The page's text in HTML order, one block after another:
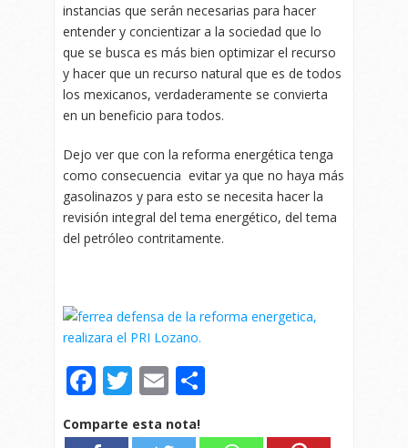
instancias que serán necesarias para hacer
entender y concientizar a la sociedad que lo
que se busca es más bien optimizar el recurso
y hacer que un recurso natural que es de todos
los mexicanos, verdaderamente se convierta
en un beneficio para todos.
Dejo ver que con la reforma energética tenga
como consecuencia evitar ya que no haya más
gasolinazos y para esto se necesita hacer la
revisión integral del tema energético, del tema
del petróleo contritamente.
Facebook
Twitter
Email
Comparte esta nota!